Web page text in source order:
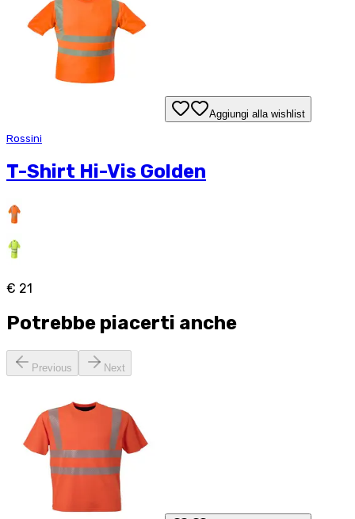
Aggiungi alla wishlist
Rossini
T-Shirt Hi-Vis Golden
€ 21
Potrebbe piacerti anche
Previous Next